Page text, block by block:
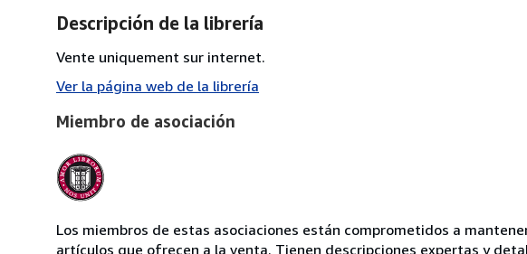
Descripción de la librería
Vente uniquement sur internet.
Ver la página web de la librería
Miembro de asociación
Los miembros de estas asociaciones están comprometidos a
artículos que ofrecen a la venta. Tienen descripciones expertas y